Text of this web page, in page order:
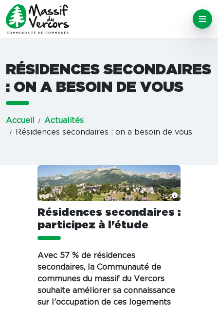
RÉSIDENCES SECONDAIRES
: ON A BESOIN DE VOUS
Accueil
Actualités
Résidences secondaires : on a besoin de vous
Résidences secondaires :
participez à l'étude
Avec 57 % de résidences
secondaires, la Communauté de
communes du massif du Vercors
souhaite améliorer sa connaissance
sur l’occupation de ces logements